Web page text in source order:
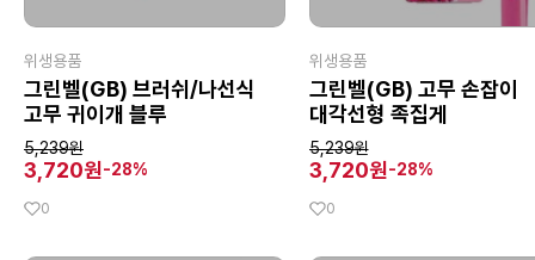
위생용품
그린벨(GB) 브러쉬/나선식
고무 귀이개 블루
5,239원
3,720원-28%
0
위생용품
그린벨(GB) 고무 손잡이
대각선형 족집게
5,239원
3,720원-28%
0